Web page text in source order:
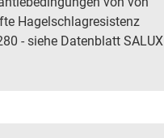
Hagelschlagresistenz
- siehe Datenblatt SALUX